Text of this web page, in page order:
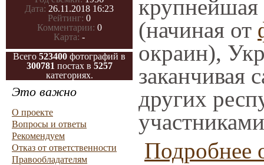
Дата: 26.11.2018 16:23
Рейтинг: 0
Комментарии: 0
Карта: -
Всего 523400 фотографий в
300781 постах в 5257
категориях.
Это важно
О проекте
Вопросы и ответы
Рекомендуем
Отказ от ответственности
Правообладателям
крупнейшая
(начиная от
окраин),
заканчивая
других
Подробнее